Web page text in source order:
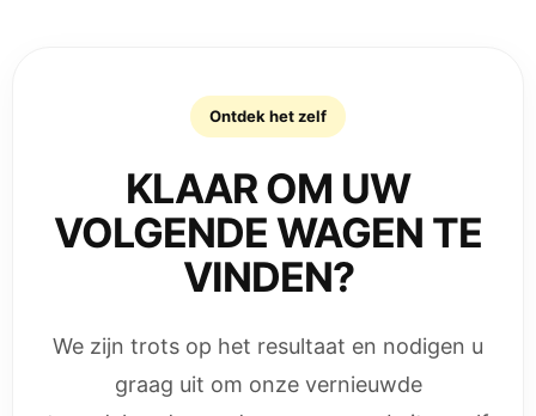
Ontdek het zelf
KLAAR OM UW
VOLGENDE WAGEN TE
VINDEN?
We zijn trots op het resultaat en nodigen u
graag uit om onze vernieuwde